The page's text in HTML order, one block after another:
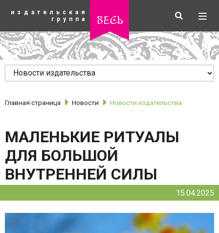
основному
издательская
группа
весь Искать
рубрики
Главная страница Новости Новости издательства
МАЛЕНЬКИЕ РИТУАЛЫ
ДЛЯ БОЛЬШОЙ
ВНУТРЕННЕЙ СИЛЫ
15.04.2025